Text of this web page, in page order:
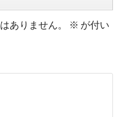
ありません。 ※ が付い